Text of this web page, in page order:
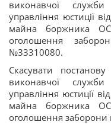
виконавчої служби
управління юстиції
майна боржника
оголошення
№33310080.
Скасувати
виконавчої служби
управління юстиції
майна боржника
оголошення заборони